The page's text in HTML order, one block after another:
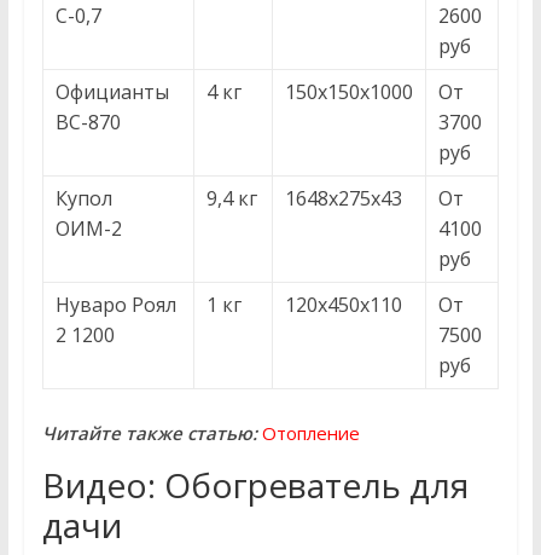
С-0,7
2600
руб
Официанты
ВС-870
4 кг 150х150х1000
От
3700
руб
Купол
ОИМ-2
9,4 кг 1648x275x43
От
4100
руб
Нуваро Роял
2 1200
1 кг 120x450x110
От
7500
руб
Читайте также статью: Отопление
Видео: Обогреватель для
дачи